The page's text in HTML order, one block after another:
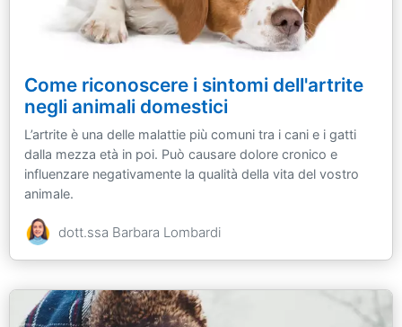
Come riconoscere i sintomi dell'artrite
negli animali domestici
L’artrite è una delle malattie più comuni tra i cani e i gatti
dalla mezza età in poi. Può causare dolore cronico e
influenzare negativamente la qualità della vita del vostro
animale.
dott.ssa Barbara Lombardi